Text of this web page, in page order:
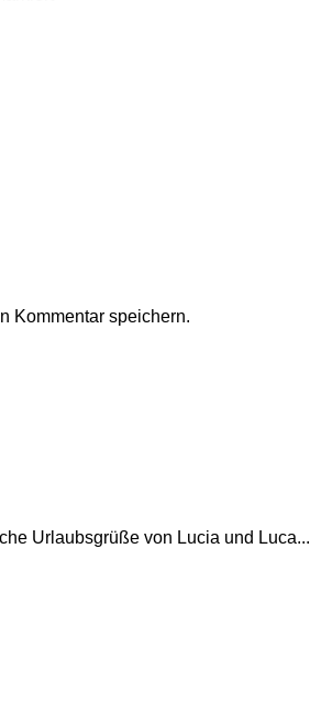
Kommentar speichern.
Urlaubsgrüße von Lucia und Luca...